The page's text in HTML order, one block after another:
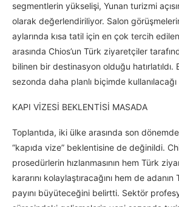
segmentlerin yükselişi, Yunan turizmi
olarak değerlendiriliyor. Salon
aylarında kısa tatil için en çok tercih
arasında Chios’un Türk ziyaretçiler
bilinen bir destinasyon olduğu hatırlatıldı.
sezonda daha planlı biçimde
KAPI VİZESİ BEKLENTİSİ MASADA
Toplantıda, iki ülke arasında son
“kapıda vize” beklentisine de değinildi.
prosedürlerin hızlanmasının hem Türk
kararını kolaylaştıracağını hem de
payını büyüteceğini belirtti. Sektör